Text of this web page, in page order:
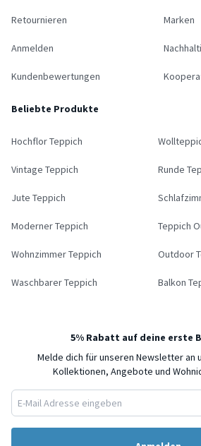
Retournieren
Anmelden
Kundenbewertungen
Marken
Beliebte Produkte
Hochflor Teppich
Vintage Teppich Runde
Jute Teppich
Moderner Teppich Teppich
Wohnzimmer Teppich Outdoor
Waschbarer Teppich Balkon
5% Rabatt auf deine erste
Melde dich für unseren Newsletter an
Kollektionen, Angebote und